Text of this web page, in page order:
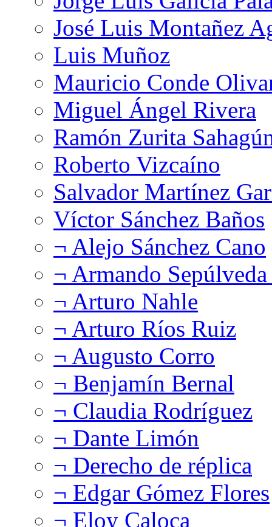
José Luis Montañez
Luis Muñoz
Mauricio Conde
Miguel Ángel Rivera
Ramón Zurita
Roberto Vizcaíno
Salvador Martínez
Víctor Sánchez Baños
¬ Alejo Sánchez Cano
¬ Armando
¬ Arturo Nahle
¬ Arturo Ríos Ruiz
¬ Augusto Corro
¬ Benjamín Bernal
¬ Claudia Rodríguez
¬ Dante Limón
¬ Derecho de réplica
¬ Edgar Gómez Flores
¬ Eloy Caloca